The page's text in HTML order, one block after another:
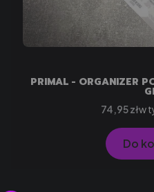
PRIMAL - ORGANIZER POTWORÓW PASUJĄCY DO
Cena
74,95 złw
w
Do